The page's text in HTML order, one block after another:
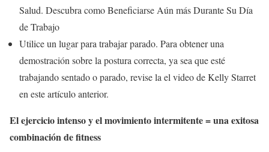
Salud. Descubra como Beneficiarse Aún más Durante Su Día
de Trabajo
Utilice un lugar para trabajar parado. Para obtener una
demostración sobre la postura correcta, ya sea que esté
trabajando sentado o parado, revise la el video de Kelly Starret
en este artículo anterior.
El ejercicio intenso y el movimiento intermitente = una exitosa
combinación de fitness